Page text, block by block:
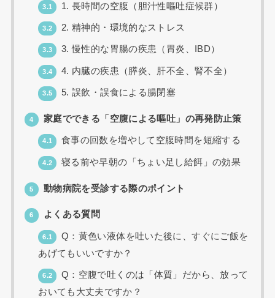
3.1 1. 長時間の空腹（胆汁性嘔吐症候群）
3.2 2. 精神的・環境的なストレス
3.3 3. 慢性的な胃腸の疾患（胃炎、IBD）
3.4 4. 内臓の疾患（膵炎、肝不全、腎不全）
3.5 5. 誤飲・誤食による腸閉塞
4 家庭でできる「空腹による嘔吐」の再発防止策
4.1 食事の回数を増やして空腹時間を短縮する
4.2 寝る前や早朝の「ちょい足し給餌」の効果
5 動物病院を受診する際のポイント
6 よくある質問
6.1
Q：黄色い液体を吐いた後に、すぐにご飯を
あげてもいいですか？
6.2
Q：空腹で吐くのは「体質」だから、放って
おいても大丈夫ですか？